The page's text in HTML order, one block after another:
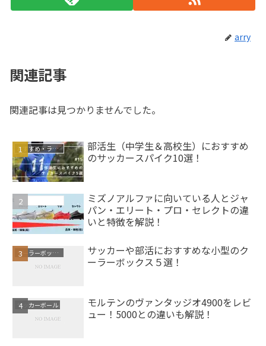
arry
関連記事
関連記事は見つかりませんでした。
おすすめ・ランキング
部活生（中学生＆高校生）におすすめ
のサッカースパイク10選！
ミズノアルファに向いている人とジャ
パン・エリート・プロ・セレクトの違
いと特徴を解説！
クーラーボックス
サッカーや部活におすすめな小型のク
ーラーボックス５選！
サッカーボール
モルテンのヴァンタッジオ4900をレビ
ュー！5000との違いも解説！